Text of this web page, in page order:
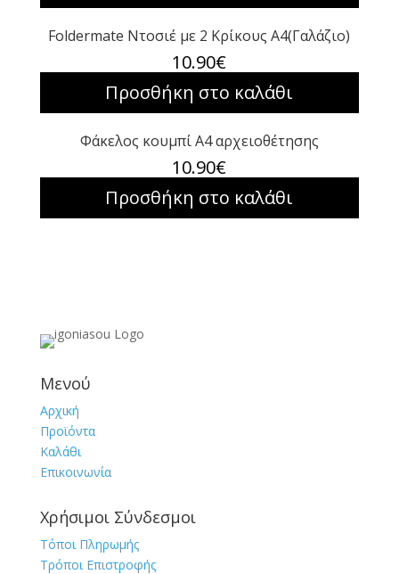
Foldermate Ντοσιέ με 2 Κρίκους Α4(Γαλάζιο)
10.90€
Προσθήκη στο καλάθι
Φάκελος κουμπί Α4 αρχειοθέτησης
10.90€
Προσθήκη στο καλάθι
Μενού
Αρχική
Προϊόντα
Καλάθι
Επικοινωνία
Χρήσιμοι Σύνδεσμοι
Τόποι Πληρωμής
Τρόποι Επιστροφής